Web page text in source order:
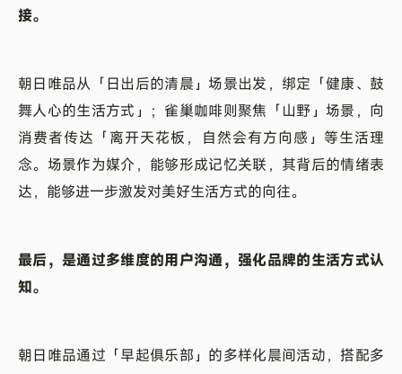
接。
朝日唯品从「日出后的清晨」场景出发，绑定「健康、鼓
舞人心的生活方式」；雀巢咖啡则聚焦「山野」场景，向
消费者传达「离开天花板，自然会有方向感」等生活理
念。场景作为媒介，能够形成记忆关联，其背后的情绪表
达，能够进一步激发对美好生活方式的向往。
最后，是通过多维度的用户沟通，强化品牌的生活方式认
知。
朝日唯品通过「早起俱乐部」的多样化晨间活动，搭配多